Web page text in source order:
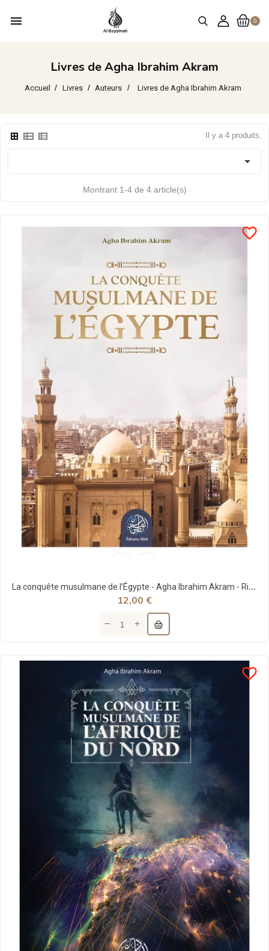
0
menu
Livres de Agha Ibrahim Akram
Accueil Livres Auteurs Livres de Agha Ibrahim Akram
Il y a 4 produits.

Montrant 1-4 de 4 article(s)
favorite_border
La conquête musulmane de l’Égypte - Agha Ibrahim Akram - Ribat
12,00 €
favorite_border